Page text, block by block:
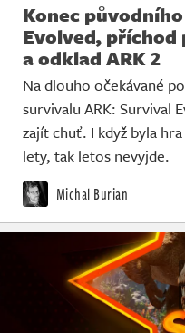
Konec
Evolved, příchod
a odklad ARK 2
Na dlouho očekávané
survivalu ARK: Survival
zajít chuť. I když byla
lety, tak letos nevyjde.
Michal Burian